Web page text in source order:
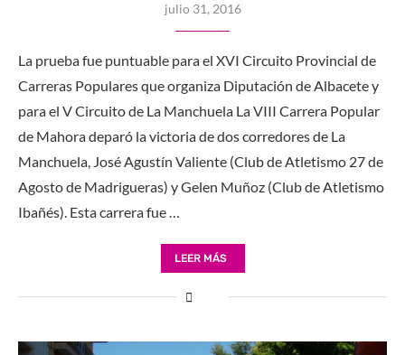
julio 31, 2016
La prueba fue puntuable para el XVI Circuito Provincial de
Carreras Populares que organiza Diputación de Albacete y
para el V Circuito de La Manchuela La VIII Carrera Popular
de Mahora deparó la victoria de dos corredores de La
Manchuela, José Agustín Valiente (Club de Atletismo 27 de
Agosto de Madrigueras) y Gelen Muñoz (Club de Atletismo
Ibañés). Esta carrera fue …
LEER MÁS